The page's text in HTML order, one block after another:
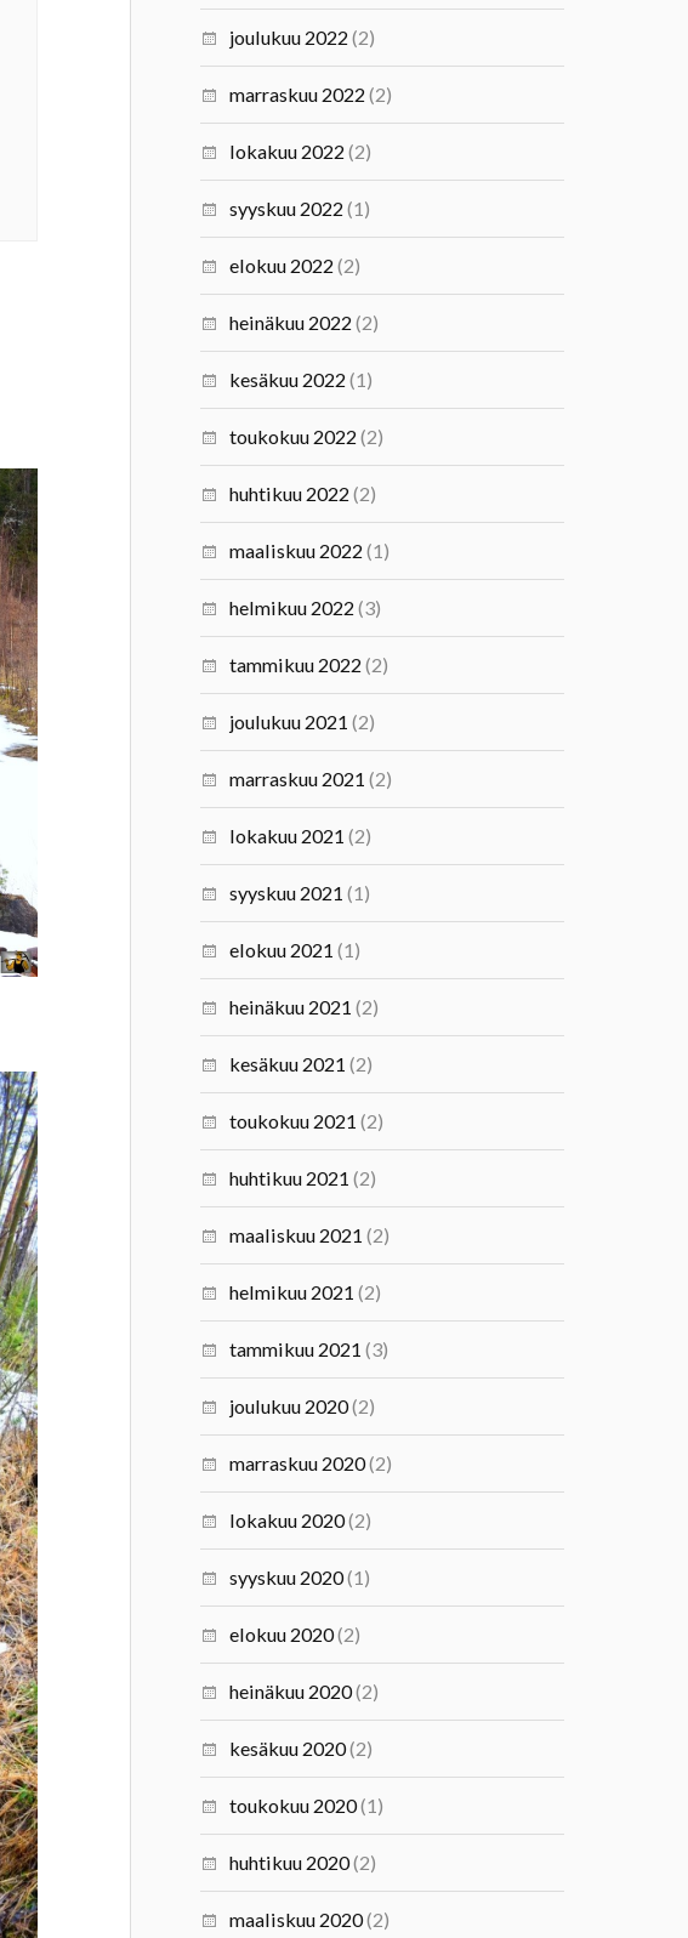
joulukuu 2022 (2)
marraskuu 2022 (2)
lokakuu 2022 (2)
syyskuu 2022 (1)
elokuu 2022 (2)
heinäkuu 2022 (2)
kesäkuu 2022 (1)
toukokuu 2022 (2)
huhtikuu 2022 (2)
maaliskuu 2022 (1)
helmikuu 2022 (3)
tammikuu 2022 (2)
joulukuu 2021 (2)
marraskuu 2021 (2)
lokakuu 2021 (2)
syyskuu 2021 (1)
elokuu 2021 (1)
heinäkuu 2021 (2)
kesäkuu 2021 (2)
toukokuu 2021 (2)
huhtikuu 2021 (2)
maaliskuu 2021 (2)
helmikuu 2021 (2)
tammikuu 2021 (3)
joulukuu 2020(2)
marraskuu 2020(2)
lokakuu 2020(2)
syyskuu 2020(1)
elokuu 2020(2)
heinäkuu 2020(2)
kesäkuu 2020(2)
toukokuu 2020(1)
huhtikuu 2020(2)
maaliskuu 2020(2)